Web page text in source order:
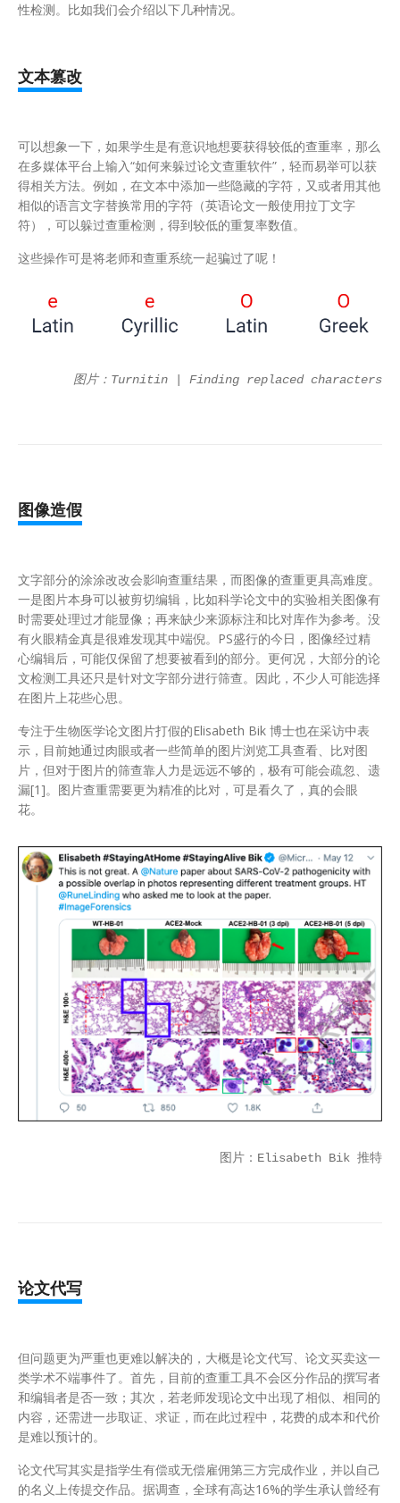
性检测。比如我们会介绍以下几种情况。
文本篡改
可以想象一下，如果学生是有意识地想要获得较低的查重率，那么
在多媒体平台上输入“如何来躲过论文查重软件”，轻而易举可以获
得相关方法。例如，在文本中添加一些隐藏的字符，又或者用其他
相似的语言文字替换常用的字符（英语论文一般使用拉丁文字
符），可以躲过查重检测，得到较低的重复率数值。
这些操作可是将老师和查重系统一起骗过了呢！
图片：Turnitin | Finding replaced characters
图像造假
文字部分的涂涂改改会影响查重结果，而图像的查重更具高难度。
一是图片本身可以被剪切编辑，比如科学论文中的实验相关图像有
时需要处理过才能显像；再来缺少来源标注和比对库作为参考。没
有火眼精金真是很难发现其中端倪。PS盛行的今日，图像经过精
心编辑后，可能仅保留了想要被看到的部分。更何况，大部分的论
文检测工具还只是针对文字部分进行筛查。因此，不少人可能选择
在图片上花些心思。
专注于生物医学论文图片打假的Elisabeth Bik 博士也在采访中表
示，目前她通过肉眼或者一些简单的图片浏览工具查看、比对图
片，但对于图片的筛查靠人力是远远不够的，极有可能会疏忽、遗
漏[1]。图片查重需要更为精准的比对，可是看久了，真的会眼
花。
图片：Elisabeth Bik 推特
论文代写
但问题更为严重也更难以解决的，大概是论文代写、论文买卖这一
类学术不端事件了。首先，目前的查重工具不会区分作品的撰写者
和编辑者是否一致；其次，若老师发现论文中出现了相似、相同的
内容，还需进一步取证、求证，而在此过程中，花费的成本和代价
是难以预计的。
论文代写其实是指学生有偿或无偿雇佣第三方完成作业，并以自己
的名义上传提交作品。据调查，全球有高达16%的学生承认曾经有